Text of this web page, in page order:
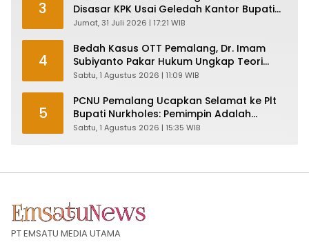
3
Disasar KPK Usai Geledah Kantor Bupati
Pemalang
Jumat, 31 Juli 2026 | 17:21 WIB
4
Bedah Kasus OTT Pemalang, Dr. Imam
Subiyanto Pakar Hukum Ungkap Teori
Penyertaan KPK
Sabtu, 1 Agustus 2026 | 11:09 WIB
5
PCNU Pemalang Ucapkan Selamat ke Plt
Bupati Nurkholes: Pemimpin Adalah
Pelayan Rakyat!
Sabtu, 1 Agustus 2026 | 15:35 WIB
PT EMSATU MEDIA UTAMA